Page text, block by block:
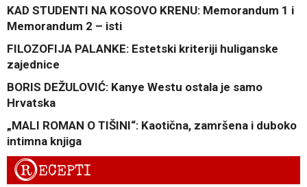
KAD STUDENTI NA KOSOVO KRENU: Memorandum 1 i
Memorandum 2 – isti
FILOZOFIJA PALANKE: Estetski kriteriji huliganske
zajednice
BORIS DEŽULOVIĆ: Kanye Westu ostala je samo
Hrvatska
„MALI ROMAN O TIŠINI“: Kaotična, zamršena i duboko
intimna knjiga
RECEPTI